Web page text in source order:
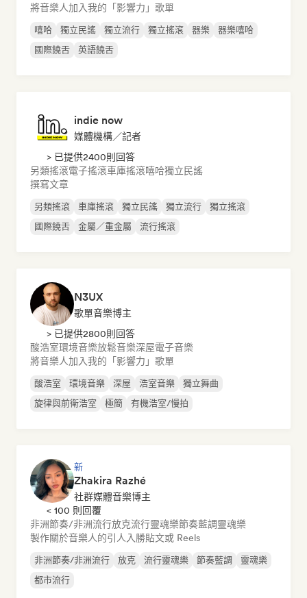
將音樂人加入我的「影響力」歌單
嘻哈 獨立民謠 獨立流行 獨立搖滾 器樂
器樂嘻哈
國際饒舌
英語饒舌
indie now
媒體機構／記者
> 已提供2400則回答
另類搖滾電子搖滾車庫搖滾嘻哈獨立民謠
撰寫文章
另類搖滾 車庫搖滾 獨立民謠 獨立流行
獨立搖滾
國際饒舌
金屬／重金屬 流行搖滾
N3UX
歌單音樂博主
> 已提供2800則回答
酸浩室環境音樂放鬆音樂深屋電子音樂
將音樂人加入我的「影響力」歌單
酸浩室 環境音樂 深屋 浩室音樂
獨立舞曲
旋律與前衛浩室
極簡 有機浩室/慢拍
新
Zhakira Razhé
社群媒體音樂博主
< 100 則回覆
非洲節奏/非洲流行放克流行靈魂樂節奏藍調靈魂樂
製作關於音樂人的引人入勝貼文或 Reels
非洲節奏/非洲流行 放克 流行靈魂樂 節奏藍調
靈魂樂
都市流行